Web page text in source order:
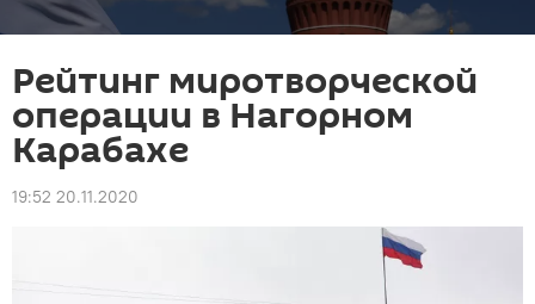
Рейтинг миротворческой
операции в Нагорном
Карабахе
19:52 20.11.2020